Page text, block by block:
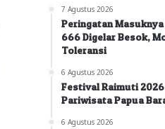
7 Agustus 2026
Peringatan
666 Digelar Besok,
Toleransi
6 Agustus 2026
Festival Raimuti
Pariwisata Papua
6 Agustus 2026